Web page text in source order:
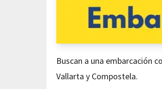
Buscan a una embarcación
Vallarta y Compostela.